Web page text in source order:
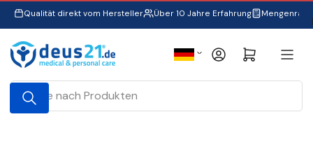
Zum
springen
Qualität direkt vom Hersteller Über 10 Jahre Erfahrung
Suche
nach
Produkten
S
p
r
AnmeldenMini-Warenkorb öffnen